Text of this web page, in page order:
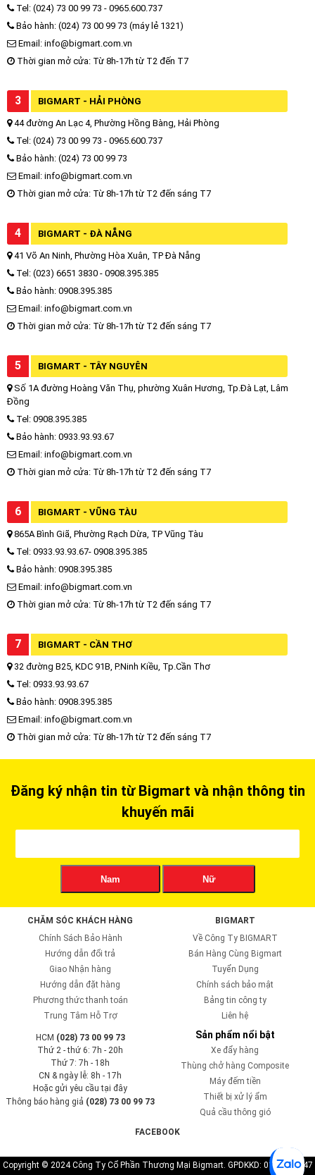
Tel: (024) 73 00 99 73 - 0965.600.737
Bảo hành: (024) 73 00 99 73 (máy lẻ 1321)
Email: info@bigmart.com.vn
Thời gian mở cửa: Từ 8h-17h từ T2 đến T7
3 BIGMART - HẢI PHÒNG
44 đường An Lạc 4, Phường Hồng Bàng, Hải Phòng
Tel: (024) 73 00 99 73 - 0965.600.737
Bảo hành: (024) 73 00 99 73
Email: info@bigmart.com.vn
Thời gian mở cửa: Từ 8h-17h từ T2 đến sáng T7
4 BIGMART - ĐÀ NẴNG
41 Võ An Ninh, Phường Hòa Xuân, TP Đà Nẵng
Tel: (023) 6651 3830 - 0908.395.385
Bảo hành: 0908.395.385
Email: info@bigmart.com.vn
Thời gian mở cửa: Từ 8h-17h từ T2 đến sáng T7
5 BIGMART - TÂY NGUYÊN
Số 1A đường Hoàng Văn Thụ, phường Xuân Hương, Tp.Đà Lạt, Lâm
Đồng
Tel: 0908.395.385
Bảo hành: 0933.93.93.67
Email: info@bigmart.com.vn
Thời gian mở cửa: Từ 8h-17h từ T2 đến sáng T7
6 BIGMART - VŨNG TÀU
865A Bình Giã, Phường Rạch Dừa, TP Vũng Tàu
Tel: 0933.93.93.67- 0908.395.385
Bảo hành: 0908.395.385
Email: info@bigmart.com.vn
Thời gian mở cửa: Từ 8h-17h từ T2 đến sáng T7
7 BIGMART - CẦN THƠ
32 đường B25, KDC 91B, P.Ninh Kiều, Tp.Cần Thơ
Tel: 0933.93.93.67
Bảo hành: 0908.395.385
Email: info@bigmart.com.vn
Thời gian mở cửa: Từ 8h-17h từ T2 đến sáng T7
Đăng ký nhận tin từ Bigmart và nhận thông tin
khuyến mãi
Nam Nữ
CHĂM SÓC KHÁCH HÀNG
Chính Sách Bảo Hành
Hướng dẫn đổi trả
Giao Nhận hàng
Hướng dẫn đặt hàng
Phương thức thanh toán
Trung Tâm Hỗ Trợ
BIGMART
Về Công Ty BIGMART
Bán Hàng Cùng Bigmart
Tuyển Dụng
Chính sách bảo mật
Bảng tin công ty
Liên hệ
HCM (028) 73 00 99 73
Thứ 2 - thứ 6: 7h - 20h
Thứ 7: 7h - 18h
CN & ngày lễ: 8h - 17h
Hoặc gửi yêu cầu tại đây
Thông báo hàng giả (028) 73 00 99 73
Sản phẩm nổi bật
Xe đẩy hàng
Thùng chở hàng Composite
Máy đếm tiền
Thiết bị xử lý ẩm
Quả cầu thông gió
FACEBOOK
Copyright © 2024 Công Ty Cổ Phần Thương Mại Bigmart. GPDKKD: 0110819747